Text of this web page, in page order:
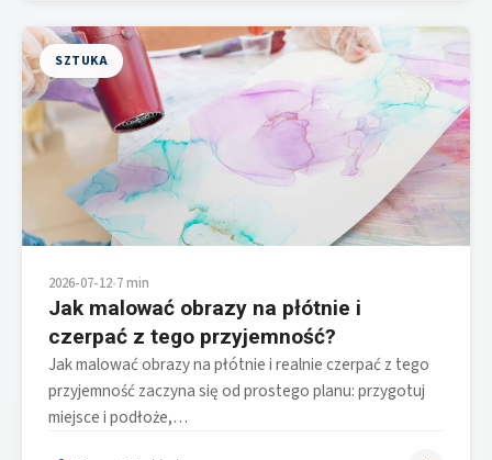
SZTUKA
2026-07-12•7 min
Jak malować obrazy na płótnie i
czerpać z tego przyjemność?
Jak malować obrazy na płótnie i realnie czerpać z tego
przyjemność zaczyna się od prostego planu: przygotuj
miejsce i podłoże,…